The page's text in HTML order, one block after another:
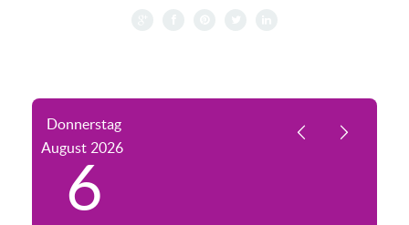
Donnerstag
August 2026
6